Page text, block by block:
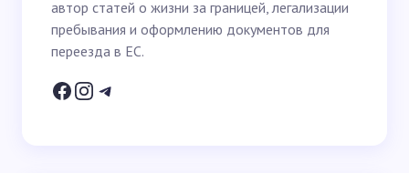
Ваш вопрос *
Email *
автор статей о жизни за границей, легализации
пребывания и оформлению документов для
переезда в ЕС.